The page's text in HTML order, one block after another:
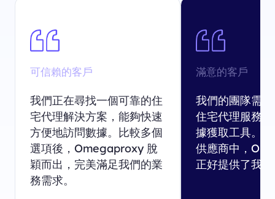
可信賴的客戶
我們正在尋找一個可靠的住
宅代理解決方案，能夠快速
方便地訪問數據。比較多個
選項後，Omegaproxy 脫
穎而出，完美滿足我們的業
務需求。
滿意的客戶
我們的團隊需
住宅代理服務
據獲取工具。
供應商中，
正好提供了我